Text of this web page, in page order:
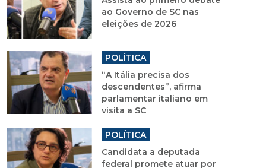
ao Governo de SC nas
eleições de 2026
POLÍTICA
“A Itália precisa dos
descendentes”, afirma
parlamentar italiano em
visita a SC
POLÍTICA
Candidata a deputada
federal promete atuar por